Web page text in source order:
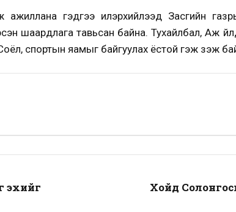
ажиллана гэдгээ илэрхийлээд Засгийн
шаардлага тавьсан байна. Тухайлбал, Аж
спортын яамыг байгуулах ёстой гэж үзэж
эхийг
Хойд